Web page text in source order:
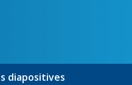
diapositives